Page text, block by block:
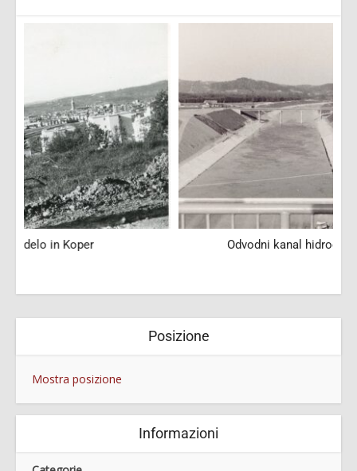
Odvodni kanal hidroelektrarne Zlatoličje
Posizione
Mostra posizione
Informazioni